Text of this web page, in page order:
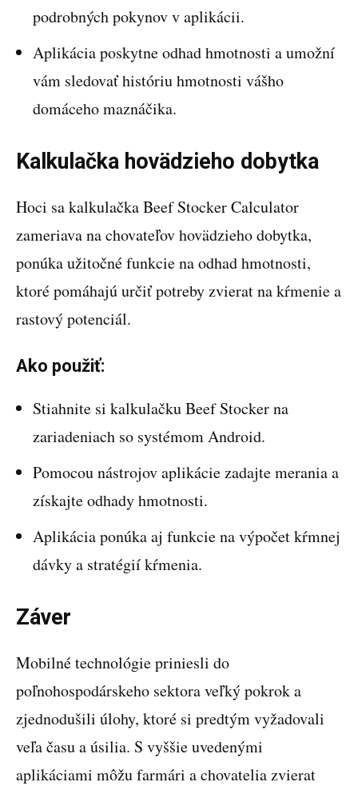
podrobných pokynov v aplikácii.
Aplikácia poskytne odhad hmotnosti a umožní
vám sledovať históriu hmotnosti vášho
domáceho maznáčika.
Kalkulačka hovädzieho dobytka
Hoci sa kalkulačka Beef Stocker Calculator
zameriava na chovateľov hovädzieho dobytka,
ponúka užitočné funkcie na odhad hmotnosti,
ktoré pomáhajú určiť potreby zvierat na kŕmenie a
rastový potenciál.
Ako použiť:
Stiahnite si kalkulačku Beef Stocker na
zariadeniach so systémom Android.
Pomocou nástrojov aplikácie zadajte merania a
získajte odhady hmotnosti.
Aplikácia ponúka aj funkcie na výpočet kŕmnej
dávky a stratégií kŕmenia.
Záver
Mobilné technológie priniesli do
poľnohospodárskeho sektora veľký pokrok a
zjednodušili úlohy, ktoré si predtým vyžadovali
veľa času a úsilia. S vyššie uvedenými
aplikáciami môžu farmári a chovatelia zvierat